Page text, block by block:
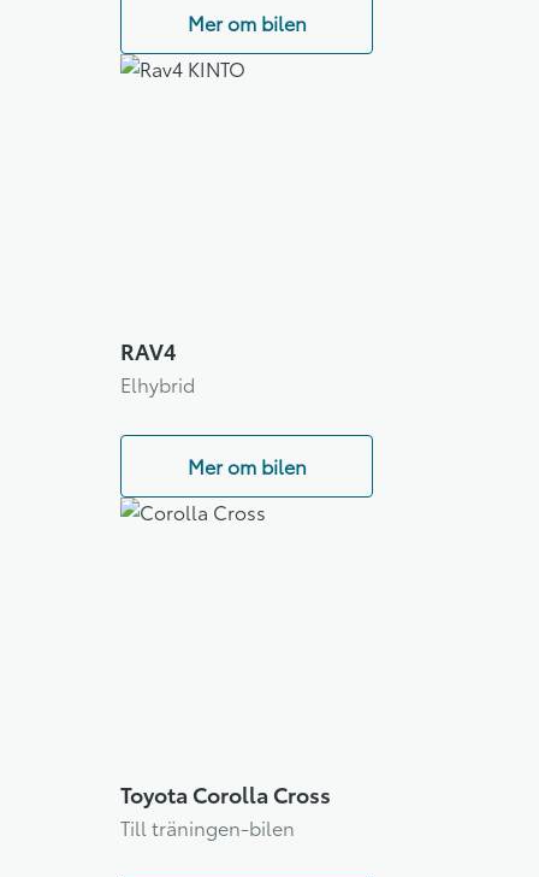
Mer om bilen
RAV4
Elhybrid
Mer om bilen
Toyota Corolla Cross
Till träningen-bilen